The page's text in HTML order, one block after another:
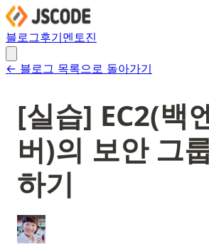
블로그후기멘토진
← 블로그 목록으로 돌아가기
[실습] EC2(백
버)의 보안 그
하기